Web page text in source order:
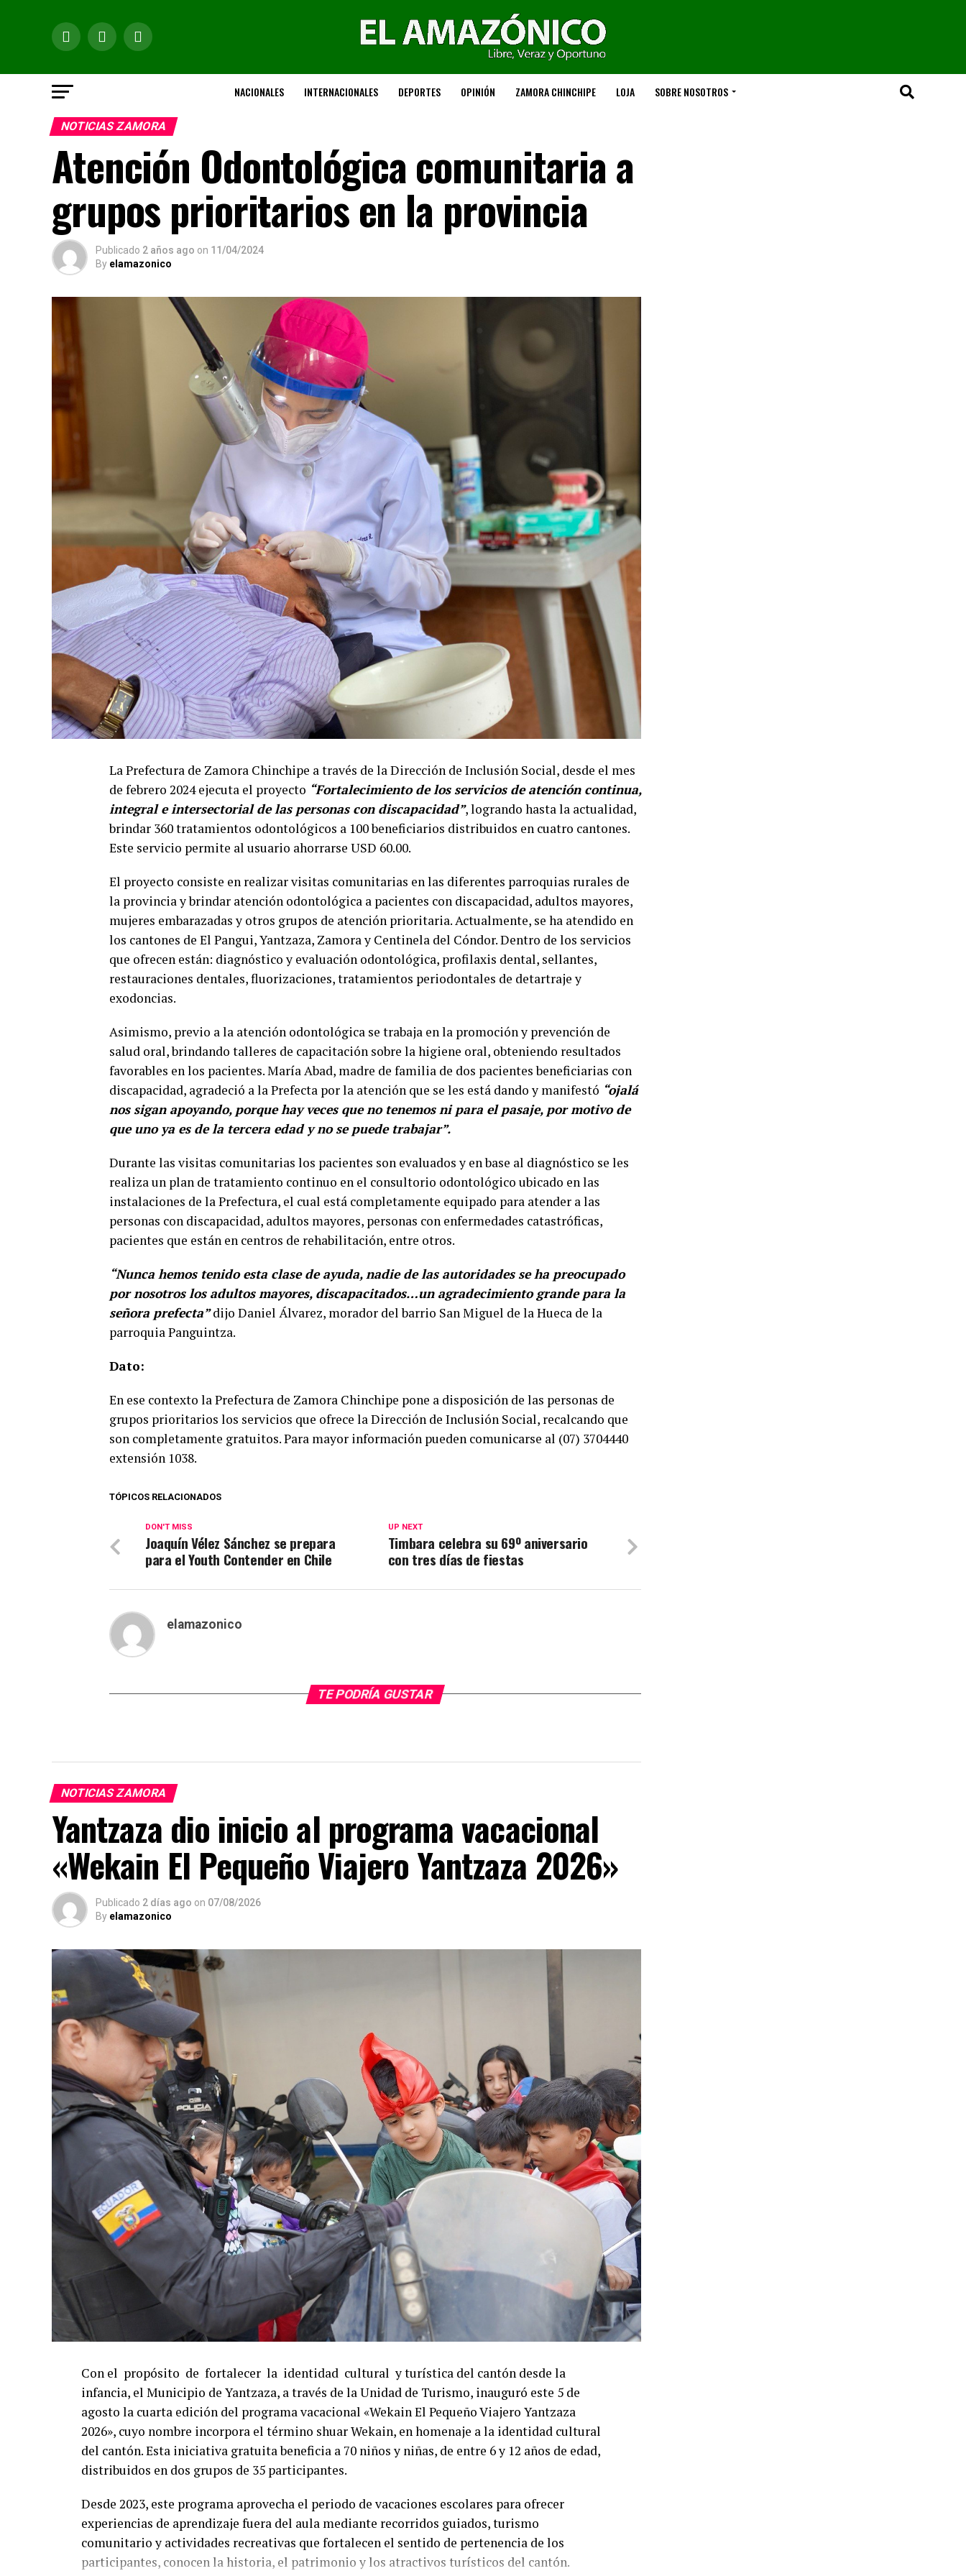
NACIONALES INTERNACIONALES DEPORTES OPINIÓN ZAMORA CHINCHIPE LOJA SOBRE NOSOTROS
NOTICIAS ZAMORA
Atención Odontológica comunitaria a
grupos prioritarios en la provincia
Publicado 2 años ago on 11/04/2024
By elamazonico
La Prefectura de Zamora Chinchipe a través de la Dirección de Inclusión Social, desde el mes
de febrero 2024 ejecuta el proyecto “Fortalecimiento de los servicios de atención continua,
integral e intersectorial de las personas con discapacidad”, logrando hasta la actualidad,
brindar 360 tratamientos odontológicos a 100 beneficiarios distribuidos en cuatro cantones.
Este servicio permite al usuario ahorrarse USD 60.00.
El proyecto consiste en realizar visitas comunitarias en las diferentes parroquias rurales de
la provincia y brindar atención odontológica a pacientes con discapacidad, adultos mayores,
mujeres embarazadas y otros grupos de atención prioritaria. Actualmente, se ha atendido en
los cantones de El Pangui, Yantzaza, Zamora y Centinela del Cóndor. Dentro de los servicios
que ofrecen están: diagnóstico y evaluación odontológica, profilaxis dental, sellantes,
restauraciones dentales, fluorizaciones, tratamientos periodontales de detartraje y
exodoncias.
Asimismo, previo a la atención odontológica se trabaja en la promoción y prevención de
salud oral, brindando talleres de capacitación sobre la higiene oral, obteniendo resultados
favorables en los pacientes. María Abad, madre de familia de dos pacientes beneficiarias con
discapacidad, agradeció a la Prefecta por la atención que se les está dando y manifestó “ojalá
nos sigan apoyando, porque hay veces que no tenemos ni para el pasaje, por motivo de
que uno ya es de la tercera edad y no se puede trabajar”.
Durante las visitas comunitarias los pacientes son evaluados y en base al diagnóstico se les
realiza un plan de tratamiento continuo en el consultorio odontológico ubicado en las
instalaciones de la Prefectura, el cual está completamente equipado para atender a las
personas con discapacidad, adultos mayores, personas con enfermedades catastróficas,
pacientes que están en centros de rehabilitación, entre otros.
“Nunca hemos tenido esta clase de ayuda, nadie de las autoridades se ha preocupado
por nosotros los adultos mayores, discapacitados…un agradecimiento grande para la
señora prefecta”dijo Daniel Álvarez, morador del barrio San Miguel de la Hueca de la
parroquia Panguintza.
Dato:
En ese contexto la Prefectura de Zamora Chinchipe pone a disposición de las personas de
grupos prioritarios los servicios que ofrece la Dirección de Inclusión Social, recalcando que
son completamente gratuitos. Para mayor información pueden comunicarse al (07) 3704440
extensión 1038.
TÓPICOS RELACIONADOS
UP NEXT
Timbara celebra su 69º aniversario
con tres días de fiestas
DON'T MISS
Joaquín Vélez Sánchez se prepara
para el Youth Contender en Chile
elamazonico
TE PODRÍA GUSTAR
NOTICIAS ZAMORA
Yantzaza dio inicio al programa vacacional
«Wekain El Pequeño Viajero Yantzaza 2026»
Publicado 2 días ago on 07/08/2026
By elamazonico
Con el propósito de fortalecer la identidad cultural y turística del cantón desde la
infancia, el Municipio de Yantzaza, a través de la Unidad de Turismo, inauguró este 5 de
agosto la cuarta edición del programa vacacional «Wekain El Pequeño Viajero Yantzaza
2026», cuyo nombre incorpora el término shuar Wekain, en homenaje a la identidad cultural
del cantón. Esta iniciativa gratuita beneficia a 70 niños y niñas, de entre 6 y 12 años de edad,
distribuidos en dos grupos de 35 participantes.
Desde 2023, este programa aprovecha el periodo de vacaciones escolares para ofrecer
experiencias de aprendizaje fuera del aula mediante recorridos guiados, turismo
comunitario y actividades recreativas que fortalecen el sentido de pertenencia de los
participantes, conocen la historia, el patrimonio y los atractivos turísticos del cantón.